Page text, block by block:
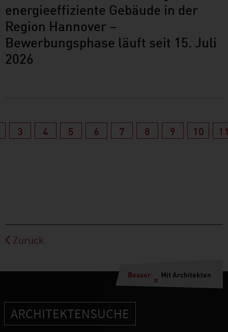
energieeffiziente Gebäude in der
Region Hannover –
Bewerbungsphase läuft seit 15. Juli
2026
3 4 5 6 7 8 9 10
Zurück
Besser Mit Architekten
ARCHITEKTENSUCHE